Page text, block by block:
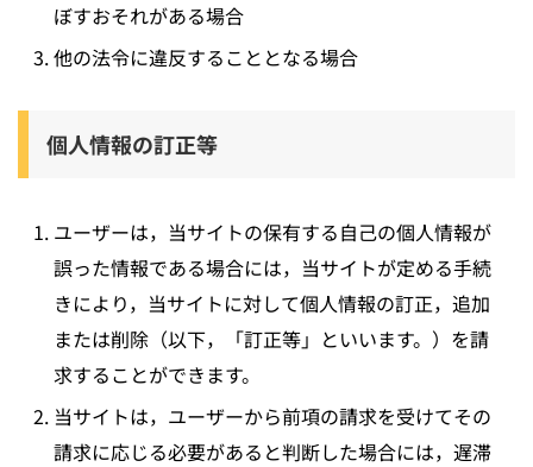
ぼすおそれがある場合
他の法令に違反することとなる場合
個人情報の訂正等
ユーザーは，当サイトの保有する自己の個人情報が
誤った情報である場合には，当サイトが定める手続
きにより，当サイトに対して個人情報の訂正，追加
または削除（以下，「訂正等」といいます。）を請
求することができます。
当サイトは，ユーザーから前項の請求を受けてその
請求に応じる必要があると判断した場合には，遅滞